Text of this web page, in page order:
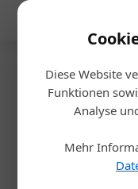
Diese Website
Funktionen
Analyse
Mehr